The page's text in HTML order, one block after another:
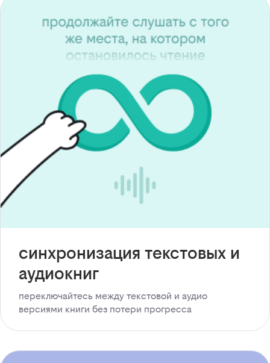
синхронизация текстовых и
аудиокниг
переключайтесь между текстовой и аудио
версиями книги без потери прогресса